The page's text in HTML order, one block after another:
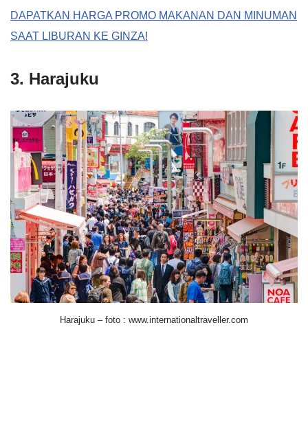
DAPATKAN HARGA PROMO MAKANAN DAN MINUMAN
SAAT LIBURAN KE GINZA!
3. Harajuku
Harajuku – foto : www.internationaltraveller.com